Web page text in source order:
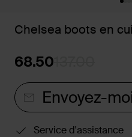
Chelsea boots en
68.50
Envoyez-
Service d'assistance